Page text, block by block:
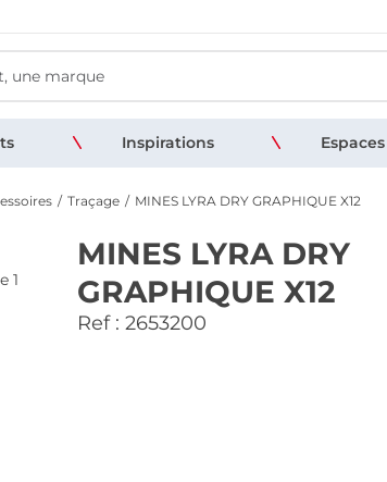
Inspirations
Traçage MINES LYRA DRY GRAPHIQUE X12
MINES LYRA DRY
GRAPHIQUE X12
Ref : 2653200